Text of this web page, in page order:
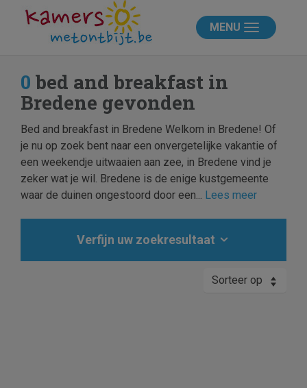
MENU
0 bed and breakfast in
Bredene gevonden
Bed and breakfast in Bredene Welkom in Bredene! Of
je nu op zoek bent naar een onvergetelijke vakantie of
een weekendje uitwaaien aan zee, in Bredene vind je
zeker wat je wil. Bredene is de enige kustgemeente
waar de duinen ongestoord door een... Lees meer
Verfijn uw zoekresultaat
Sorteer op